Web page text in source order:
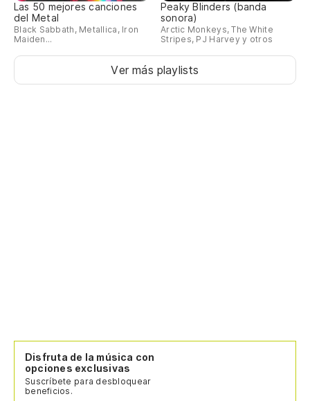
Las 50 mejores canciones
del Metal
Black Sabbath, Metallica, Iron
Maiden...
Peaky Blinders (banda
sonora)
Arctic Monkeys, The White
Stripes, PJ Harvey y otros
Ver más playlists
Disfruta de la música con
opciones exclusivas
Suscríbete para desbloquear
beneficios.